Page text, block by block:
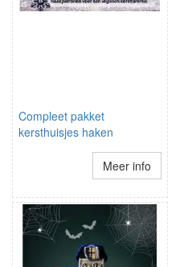
Compleet pakket
kersthuisjes haken
Meer info